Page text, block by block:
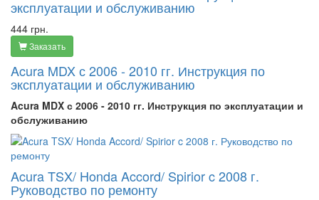
эксплуатации и обслуживанию
444 грн.
Заказать
Acura MDX с 2006 - 2010 гг. Инструкция по
эксплуатации и обслуживанию
Acura MDX с 2006 - 2010 гг. Инструкция по эксплуатации и
обслуживанию
Acura TSX/ Honda Accord/ Spirior c 2008 г.
Руководство по ремонту